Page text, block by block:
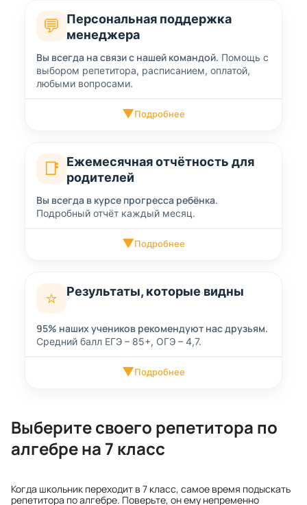
💬
Персональная поддержка
менеджера
Вы всегда на связи с нашей командой. Помощь с
выбором репетитора, расписанием, оплатой,
любыми вопросами.
▼Подробнее
📑
Ежемесячная отчётность для
родителей
Вы всегда в курсе прогресса ребёнка.
Подробный отчёт каждый месяц.
▼Подробнее
⭐ Результаты, которые видны
95% наших учеников рекомендуют нас друзьям.
Средний балл ЕГЭ – 85+, ОГЭ – 4,7.
▼Подробнее
Выберите своего репетитора по
алгебре на 7 класс
Когда школьник переходит в 7 класс, самое время подыскать
репетитора по алгебре. Поверьте, он ему непременно